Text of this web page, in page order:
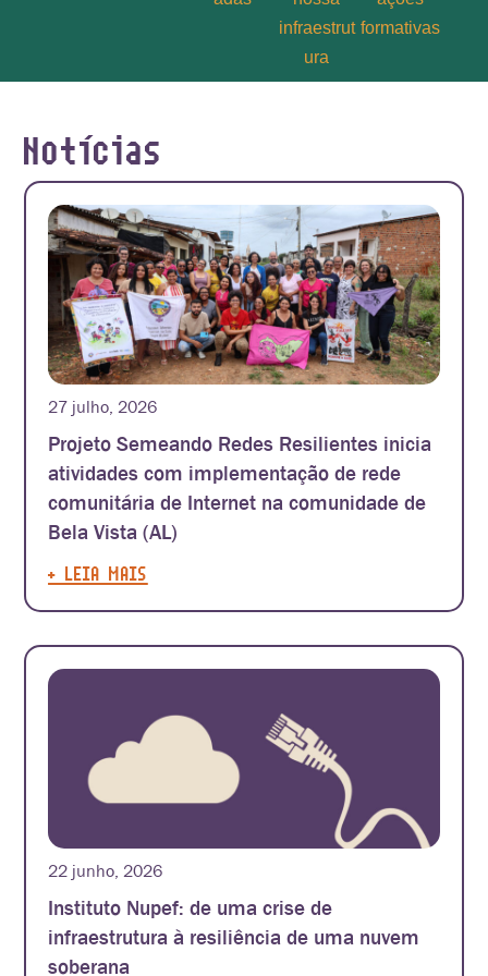
infraestrut
ura
formativas
Notícias
27 julho, 2026
Projeto Semeando Redes Resilientes inicia
atividades com implementação de rede
comunitária de Internet na comunidade de
Bela Vista (AL)
+ LEIA MAIS
22 junho, 2026
Instituto Nupef: de uma crise de
infraestrutura à resiliência de uma nuvem
soberana